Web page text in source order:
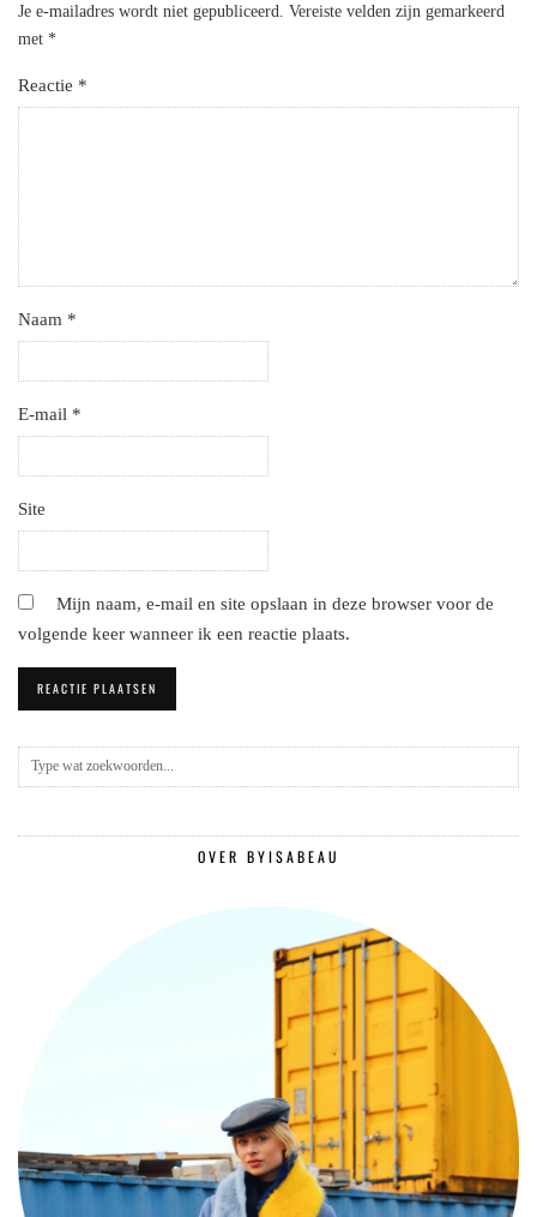
Je e-mailadres wordt niet gepubliceerd.
Vereiste velden zijn gemarkeerd
met *
Reactie *
Naam *
E-mail *
Site
Mijn naam, e-mail en site opslaan in deze browser voor de
volgende keer wanneer ik een reactie plaats.
OVER BYISABEAU